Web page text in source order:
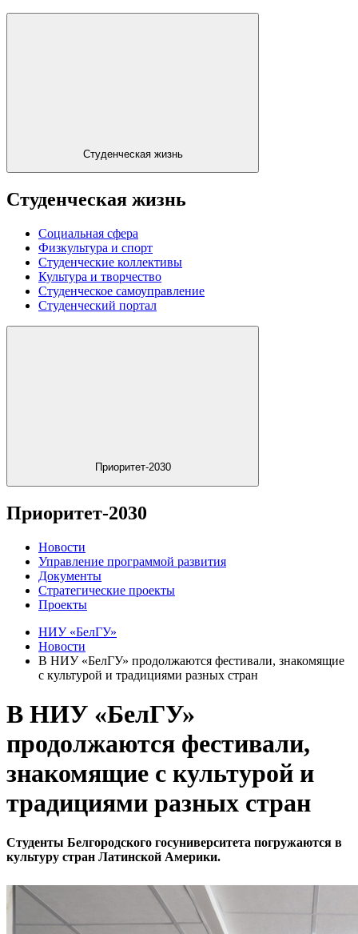
Студенческая жизнь
Студенческая жизнь
Социальная сфера
Физкультура и спорт
Студенческие коллективы
Культура и творчество
Студенческое самоуправление
Студенческий портал
Приоритет-2030
Приоритет-2030
Новости
Управление программой развития
Документы
Стратегические проекты
Проекты
НИУ «БелГУ»
Новости
В НИУ «БелГУ» продолжаются фестивали, знакомящие
с культурой и традициями разных стран
В НИУ «БелГУ»
продолжаются фестивали,
знакомящие с культурой и
традициями разных стран
Студенты Белгородского госуниверситета погружаются в
культуру стран Латинской Америки.